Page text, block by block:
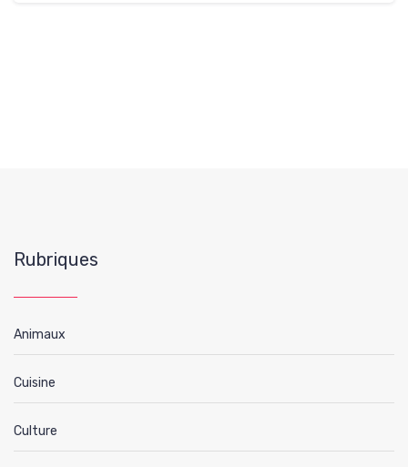
Rubriques
Animaux
Cuisine
Culture